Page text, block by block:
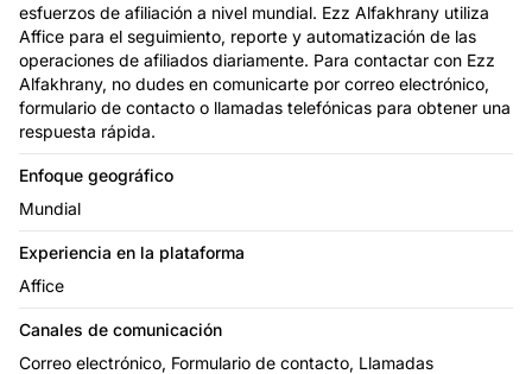
esfuerzos de afiliación a nivel mundial. Ezz Alfakhrany utiliza
Affice para el seguimiento, reporte y automatización de las
operaciones de afiliados diariamente. Para contactar con Ezz
Alfakhrany, no dudes en comunicarte por correo electrónico,
formulario de contacto o llamadas telefónicas para obtener una
respuesta rápida.
Enfoque geográfico
Mundial
Experiencia en la plataforma
Affice
Canales de comunicación
Correo electrónico, Formulario de contacto, Llamadas